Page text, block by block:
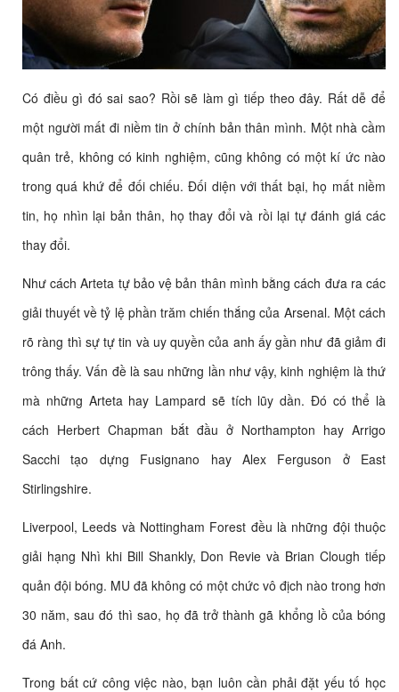
Có điều gì đó sai sao? Rồi sẽ làm gì tiếp theo đây. Rất dễ để
một người mất đi niềm tin ở chính bản thân mình. Một nhà cầm
quân trẻ, không có kinh nghiệm, cũng không có một kí ức nào
trong quá khứ để đối chiếu. Đối diện với thất bại, họ mất niềm
tin, họ nhìn lại bản thân, họ thay đổi và rồi lại tự đánh giá các
thay đổi.
Như cách Arteta tự bảo vệ bản thân mình bằng cách đưa ra các
giải thuyết về tỷ lệ phần trăm chiến thắng của Arsenal. Một cách
rõ ràng thì sự tự tin và uy quyền của anh ấy gần như đã giảm đi
trông thấy. Vấn đề là sau những lần như vậy, kinh nghiệm là thứ
mà những Arteta hay Lampard sẽ tích lũy dần. Đó có thể là
cách Herbert Chapman bắt đầu ở Northampton hay Arrigo
Sacchi tạo dựng Fusignano hay Alex Ferguson ở East
Stirlingshire.
Liverpool, Leeds và Nottingham Forest đều là những đội thuộc
giải hạng Nhì khi Bill Shankly, Don Revie và Brian Clough tiếp
quản đội bóng. MU đã không có một chức vô địch nào trong hơn
30 năm, sau đó thì sao, họ đã trở thành gã khổng lồ của bóng
đá Anh.
Trong bất cứ công việc nào, bạn luôn cần phải đặt yếu tố học